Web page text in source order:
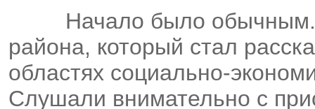
Начало было обычным.
района, который стал
областях социально-
Слушали внимательно с